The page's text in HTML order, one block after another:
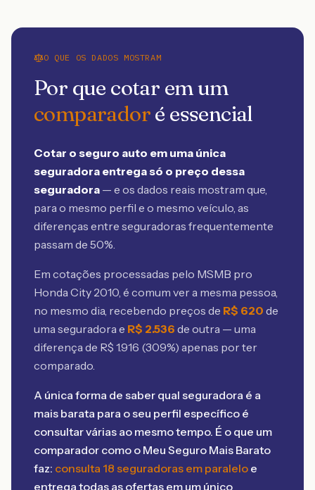
O QUE OS DADOS MOSTRAM
Por que cotar em um
comparadoré essencial
Cotar o seguro auto em uma única
seguradora entrega só o preço dessa
seguradora — e os dados reais mostram que,
para o mesmo perfil e o mesmo veículo, as
diferenças entre seguradoras frequentemente
passam de 50%.
Em cotações processadas pelo MSMB pro
Honda City 2010, é comum ver a mesma pessoa,
no mesmo dia, recebendo preços de R$ 620 de
uma seguradora e R$ 2.536 de outra — uma
diferença de R$ 1.916 (309%) apenas por ter
comparado.
A única forma de saber qual seguradora é a
mais barata para o seu perfil específico é
consultar várias ao mesmo tempo. É o que um
comparador como o Meu Seguro Mais Barato
faz: consulta 18 seguradoras em paralelo e
entrega todas as ofertas em um único